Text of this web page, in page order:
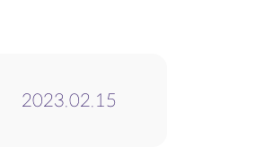
2023.02.15